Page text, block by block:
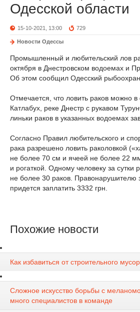
Одесской области
15-10-2021, 13:00 729
Новости Одессы
Промышленный и любительский лов
октября в Днестровском водоемах и
Об этом сообщил Одесский
Отмечается, что ловить раков можно в
Катлабух, реке Днестр с рукавом
линьки раков в указанных водоемах
Согласно Правил любительского и
рака разрешено ловить раколовкой
не более 70 см и ячеей не более 22
и рогаткой. Одному человеку за сутки
не более 30 раков. Правонарушителю
придется заплатить 3332 грн.
Похожие новости
Как избавиться от строительного
Сложное искусство борьбы с
много специалистов в команде